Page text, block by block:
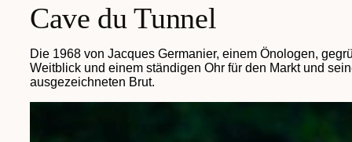
Cave du Tunnel
Die 1968 von Jacques Germanier, einem Önologen,
Weitblick und einem ständigen Ohr für den Markt und
ausgezeichneten Brut.